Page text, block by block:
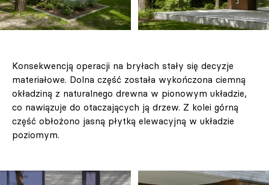
Konsekwencją operacji na bryłach stały się decyzje
materiałowe. Dolna część została wykończona ciemną
okładziną z naturalnego drewna w pionowym układzie,
co nawiązuje do otaczających ją drzew. Z kolei górną
część obłożono jasną płytką elewacyjną w układzie
poziomym.